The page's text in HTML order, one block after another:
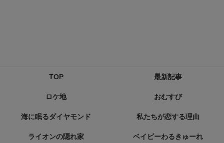
TOP 最新記事
ロケ地 おむすび
海に眠るダイヤモンド 私たちが恋する理由
ライオンの隠れ家 ベイビーわるきゅーれ